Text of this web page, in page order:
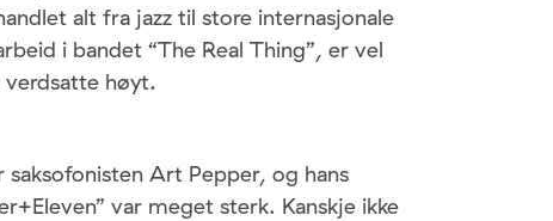
alt fra jazz til store internasjonale
i bandet “The Real Thing”, er vel
verdsatte høyt.
Art Pepper, og hans
var meget sterk. Kanskje ikke